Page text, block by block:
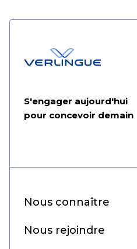
S'engager aujourd'hui
pour concevoir demain
Nous connaître
Nous rejoindre